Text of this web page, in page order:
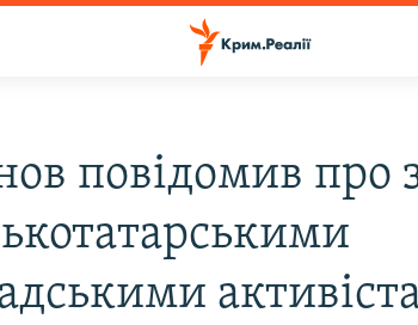
повідомив про